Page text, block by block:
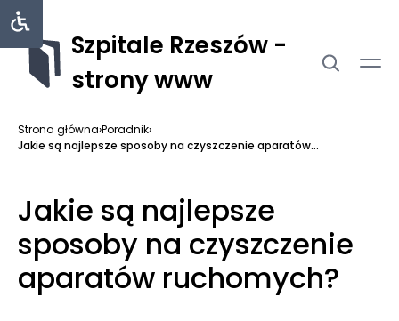
Szpitale Rzeszów -
strony www
Strona główna›Poradnik›
Jakie są najlepsze sposoby na czyszczenie aparatów...
Jakie są najlepsze
sposoby na czyszczenie
aparatów ruchomych?